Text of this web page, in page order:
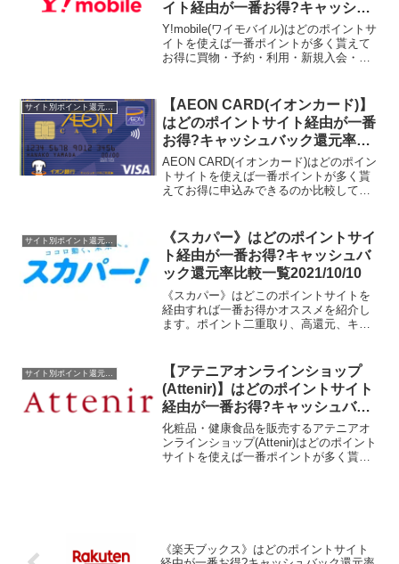
イト経由が一番お得?キャッシュ
バック還元率比較一覧2020/4/18
Y!mobile(ワイモバイル)はどのポイントサ
イトを使えば一番ポイントが多く貰えて
お得に買物・予約・利用・新規入会・会
アでの端末購入でポイントが貯まるポイ
ントサイトは...
サイト別ポイント還元率一覧
【AEON CARD(イオンカード)】
はどのポイントサイト経由が一番
お得?キャッシュバック還元率比
較一覧2019/7/15
AEON CARD(イオンカード)はどのポイン
トサイトを使えば一番ポイントが多く貰
えてお得に申込みできるのか比較してみ
ーンを実施中。ポイントサイト名還元
率・還元ポイン...
《スカパー》はどのポイントサイ
ト経由が一番お得?キャッシュバ
ック還元率比較一覧2021/10/10
《スカパー》はどこのポイントサイトを
経由すれば一番お得かオススメを紹介し
ます。ポイント二重取り、高還元、キャ
【アテニアオンラインショップ
(Attenir)】はどのポイントサイト
経由が一番お得?キャッシュバッ
ク還元率比較一覧2019/7/9
化粧品・健康食品を販売するアテニアオ
ンラインショップ(Attenir)はどのポイント
サイトを使えば一番ポイントが多く貰え
《楽天ブックス》はどのポイントサイト